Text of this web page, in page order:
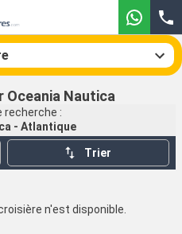
Compagnies
Oceania Nautica
recherche :
- Atlantique
Trier
n'est disponible.